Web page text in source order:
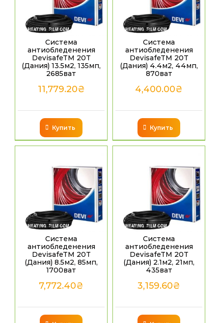
Система
антиобледенения
DevisafeTM 20T
(Дания) 13.5м2, 135мп,
2685ват
11,779.20₴
Купить
Система
антиобледенения
DevisafeTM 20T
(Дания) 4.4м2, 44мп,
870ват
4,400.00₴
Купить
Система
антиобледенения
DevisafeTM 20T
(Дания) 8.5м2, 85мп,
1700ват
7,772.40₴
Система
антиобледенения
DevisafeTM 20T
(Дания) 2.1м2, 21мп,
435ват
3,159.60₴